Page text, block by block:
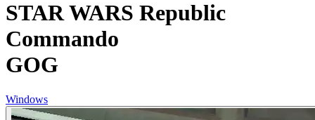
STAR WARS Republic
Commando
GOG
Windows